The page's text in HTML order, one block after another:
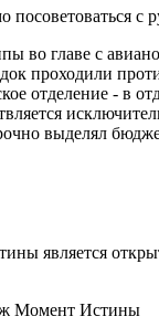
с
во главе с
проходили
отделение - в
выделял
является
Момент Истины